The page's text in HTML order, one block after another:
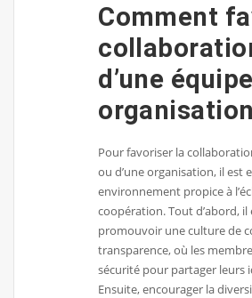
Comment
d’une
Pour favoriser la
ou d’une organisation, il est
environnement propice à
coopération. Tout d’abord,
promouvoir une culture de
transparence, où les
sécurité pour partager leurs
Ensuite, encourager la